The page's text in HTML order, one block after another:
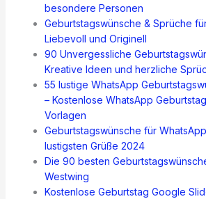
besondere Personen
Geburtstagswünsche & Sprüche
Liebevoll und Originell
90 Unvergessliche
Kreative Ideen und herzliche
55 lustige WhatsApp
– Kostenlose WhatsApp
Vorlagen
Geburtstagswünsche für
lustigsten Grüße 2024
Die 90 besten
Westwing
Kostenlose Geburtstag Google